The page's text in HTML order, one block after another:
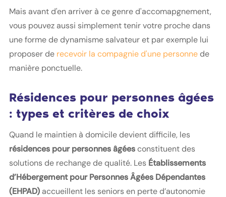
Mais avant d'en arriver à ce genre d'accomapgnement,
vous pouvez aussi simplement tenir votre proche dans
une forme de dynamisme salvateur et par exemple lui
proposer de recevoir la compagnie d'une personnede
manière ponctuelle.
Résidences pour personnes âgées
: types et critères de choix
Quand le maintien à domicile devient difficile, les
résidences pour personnes âgéesconstituent des
solutions de rechange de qualité. Les Établissements
d’Hébergement pour Personnes Âgées Dépendantes
(EHPAD) accueillent les seniors en perte d’autonomie